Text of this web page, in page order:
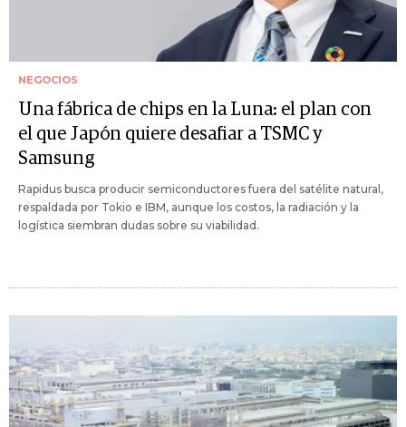
NEGOCIOS
Una fábrica de chips en la Luna: el plan con
el que Japón quiere desafiar a TSMC y
Samsung
Rapidus busca producir semiconductores fuera del satélite natural,
respaldada por Tokio e IBM, aunque los costos, la radiación y la
logística siembran dudas sobre su viabilidad.